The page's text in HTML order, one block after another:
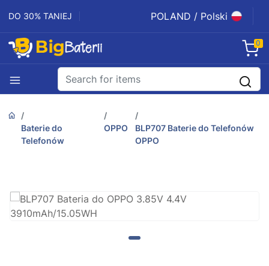
DO 30% TANIEJ POLAND / Polski
0
Baterie do
Telefonów
OPPO
BLP707 Baterie do Telefonów
OPPO